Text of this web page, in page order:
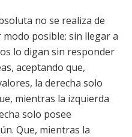
no se realiza de
posible: sin llegar a
lo digan sin responder
aceptando que,
la derecha solo
mientras la izquierda
solo posee
Que, mientras la